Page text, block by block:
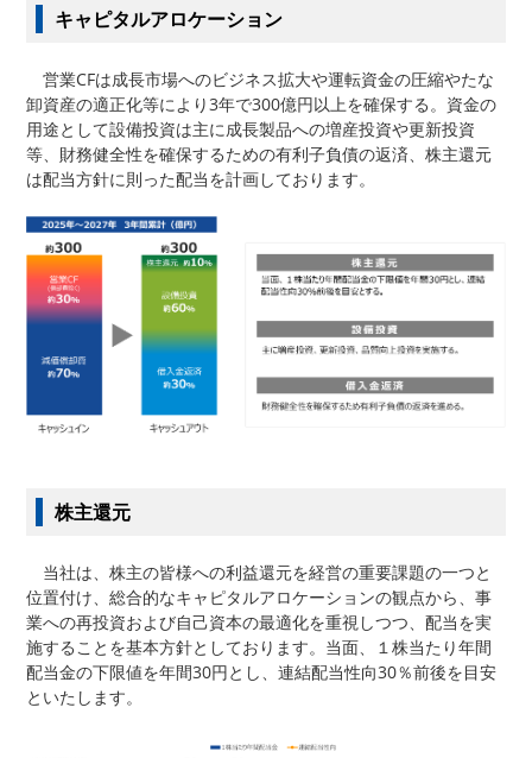
キャピタルアロケーション
営業CFは成長市場へのビジネス拡大や運転資金の圧縮やたな
卸資産の適正化等により3年で300億円以上を確保する。資金の
用途として設備投資は主に成長製品への増産投資や更新投資
等、財務健全性を確保するための有利子負債の返済、株主還元
は配当方針に則った配当を計画しております。
株主還元
当社は、株主の皆様への利益還元を経営の重要課題の一つと
位置付け、総合的なキャピタルアロケーションの観点から、事
業への再投資および自己資本の最適化を重視しつつ、配当を実
施することを基本方針としております。当面、１株当たり年間
配当金の下限値を年間30円とし、連結配当性向30％前後を目安
といたします。